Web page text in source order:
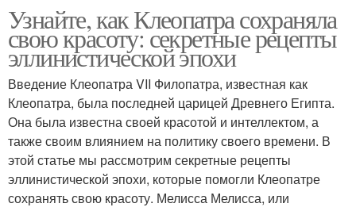
Узнайте, как Клеопатра сохраняла
свою красоту: секретные рецепты
эллинистической эпохи
Введение Клеопатра VII Филопатра, известная как
Клеопатра, была последней царицей Древнего Египта.
Она была известна своей красотой и интеллектом, а
также своим влиянием на политику своего времени. В
этой статье мы рассмотрим секретные рецепты
эллинистической эпохи, которые помогли Клеопатре
сохранять свою красоту. Мелисса Мелисса, или